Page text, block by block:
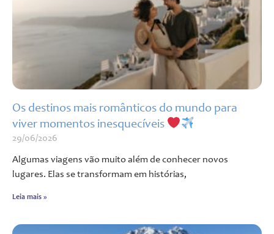
Os destinos mais românticos do mundo para
viver momentos inesquecíveis
29/06/2026
Algumas viagens vão muito além de conhecer novos
lugares. Elas se transformam em histórias,
Leia mais »